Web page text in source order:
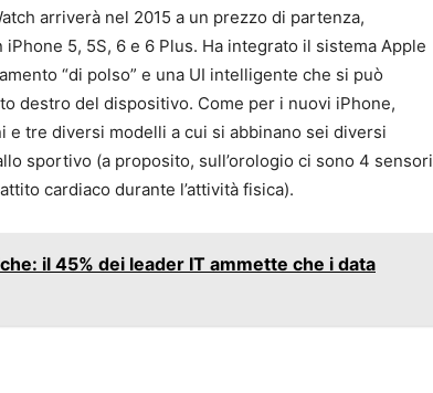
arriverà nel 2015 a un prezzo di partenza,
5, 5S, 6 e 6 Plus. Ha integrato il sistema Apple
“di polso” e una UI intelligente che si può
destro del dispositivo. Come per i nuovi iPhone,
e tre diversi modelli a cui si abbinano sei diversi
sportivo (a proposito, sull’orologio ci sono 4 sensori
cardiaco durante l’attività fisica).
il 45% dei leader IT ammette che i data